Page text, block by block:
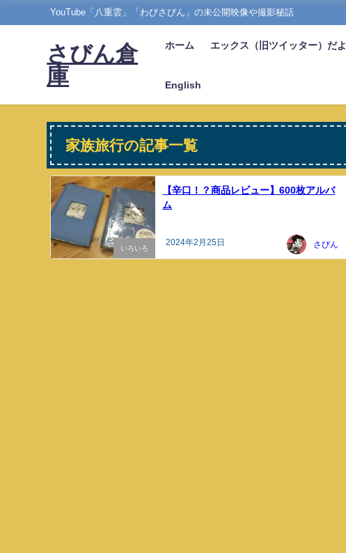
YouTube「八重雲」「わびさびん」の未公開映像や撮影秘話
さびん倉
庫
ホーム エックス（旧ツイッター）だよ
English
家族旅行の記事一覧
いろいろ
【辛口！？商品レビュー】600枚アルバ
ム
2024年2月25日 さびん